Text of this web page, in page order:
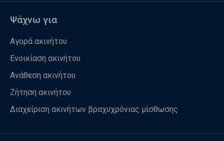
Ψάχνω για
Αγορά ακινήτου
Ενοικίαση ακινήτου
Ανάθεση ακινήτου
Ζήτηση ακινήτου
Διαχείριση ακινήτων βραχυχρόνιας μίσθωσης